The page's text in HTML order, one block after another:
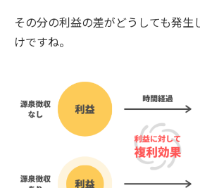
その分の利益の差がどうしても発生
けですね。